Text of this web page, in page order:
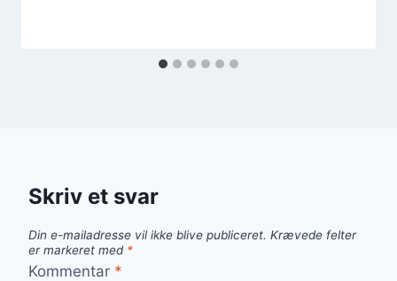
Skriv et svar
Din e-mailadresse vil ikke blive publiceret. Krævede felter
er markeret med *
Kommentar *